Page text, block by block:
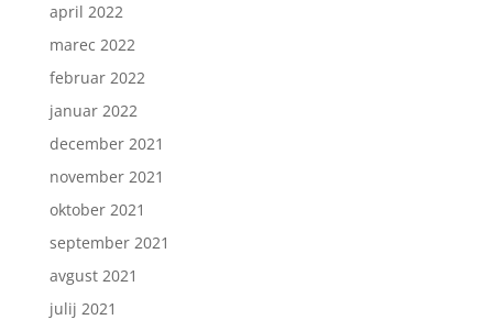
april 2022
marec 2022
februar 2022
januar 2022
december 2021
november 2021
oktober 2021
september 2021
avgust 2021
julij 2021